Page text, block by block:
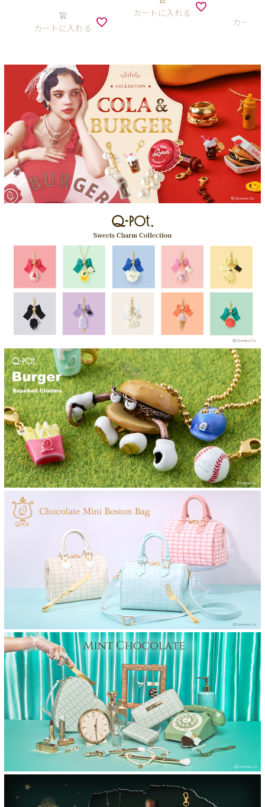
カートに入れる
カートに入れる
カート